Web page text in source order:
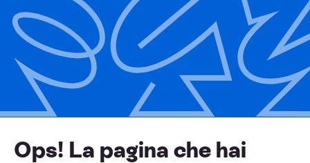
Ops! La pagina che hai